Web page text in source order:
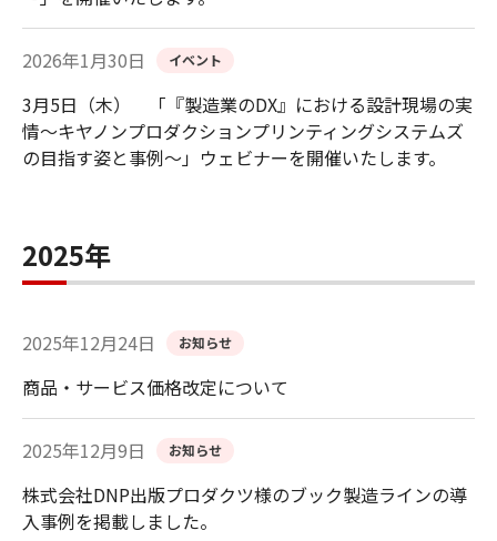
2026年1月30日 イベント
3月5日（木） 「『製造業のDX』における設計現場の実
情～キヤノンプロダクションプリンティングシステムズ
の目指す姿と事例～」ウェビナーを開催いたします。
2025年
2025年12月24日 お知らせ
商品・サービス価格改定について
2025年12月9日 お知らせ
株式会社DNP出版プロダクツ様のブック製造ラインの導
入事例を掲載しました。